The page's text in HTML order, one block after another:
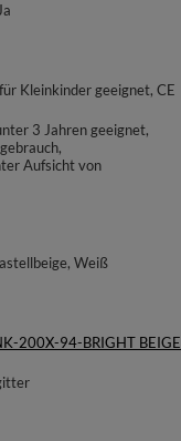
Ja
Kleinkinder geeignet CE
3 Jahren geeignet
Aufsicht von
Weiß
200X-94-BRIGHT BEIGE